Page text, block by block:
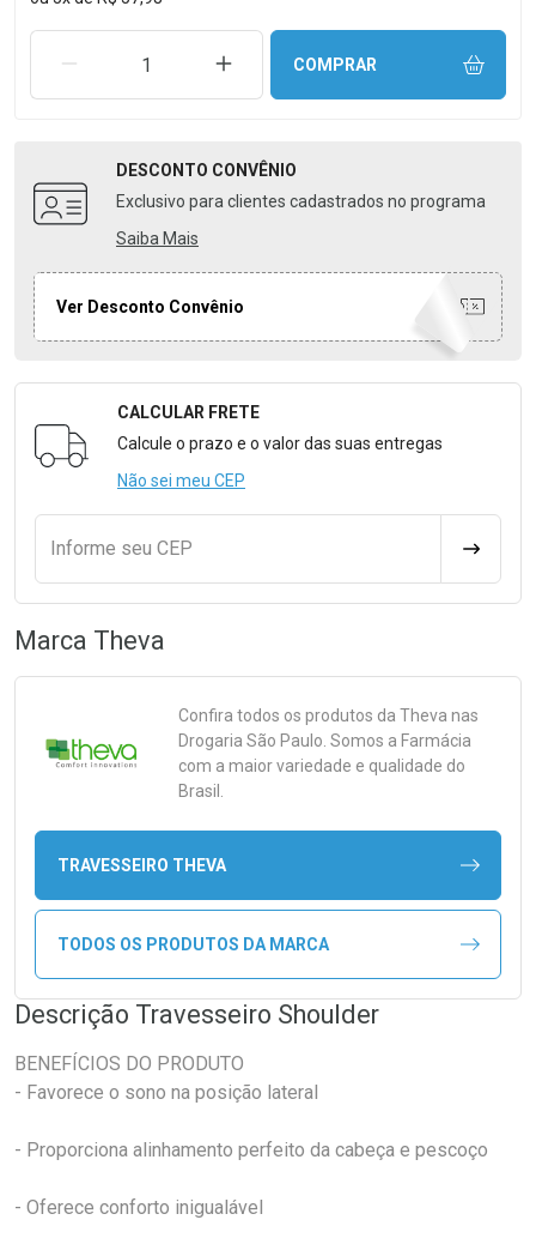
REMOVER UMA UNIDADEAUMENTAR UMA UNIDADE
COMPRAR
DESCONTO CONVÊNIO
Exclusivo para clientes cadastrados no programa
Saiba Mais
Ver Desconto Convênio
Formulário para Calcular o Frete
CALCULAR FRETE
Calcule o prazo e o valor das suas entregas
Não sei meu CEP
Informe seu CEP
Marca Theva
Confira todos os produtos da Theva nas
Drogaria São Paulo. Somos a Farmácia
com a maior variedade e qualidade do
Brasil.
TRAVESSEIRO THEVA
TODOS OS PRODUTOS DA MARCA
Descrição Travesseiro Shoulder
BENEFÍCIOS DO PRODUTO
- Favorece o sono na posição lateral
- Proporciona alinhamento perfeito da cabeça e pescoço
- Oferece conforto inigualável